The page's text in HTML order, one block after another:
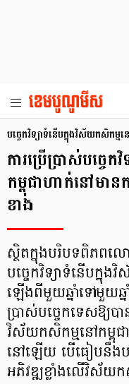
បច្ចេកវិទ្យាទំនើបក្នុងវិស័យកសិកម្មន
ការប្រើប្រាស់បច្ច
កម្ពុជាហាក់នៅមា
ខាង
ស្ថិតក្នុងបរិបទពិភពលោ
បច្ចេកវិទ្យាទំនើបក្នុ
ឡើងពីមួយឆ្នាំទៅមួយឆ្ន
ប្រាស់បច្ចេកទេសឱ្យ
វិស័យកសិកម្មនៅកម្ពុជ
នៅឡើយ បើធៀបនឹងប
អភិវឌ្ឍខ្លាំងលើវិស័យ